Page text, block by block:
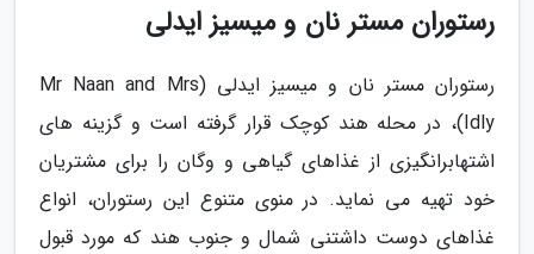
رستوران مستر نان و میسیز ایدلی
رستوران مستر نان و میسیز ایدلی (Mr Naan and Mrs
Idly)، در محله هند کوچک قرار گرفته است و گزینه های
اشتهابرانگیزی از غذاهای گیاهی و وگان را برای مشتریان
خود تهیه می نماید. در منوی متنوع این رستوران، انواع
غذاهای دوست داشتنی شمال و جنوب هند که مورد قبول